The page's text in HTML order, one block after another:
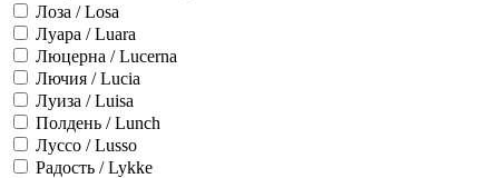
Лоза / Losa
Луара / Luara
Люцерна / Lucerna
Лючия / Lucia
Луиза / Luisa
Полдень / Lunch
Луссо / Lusso
Радость / Lykke